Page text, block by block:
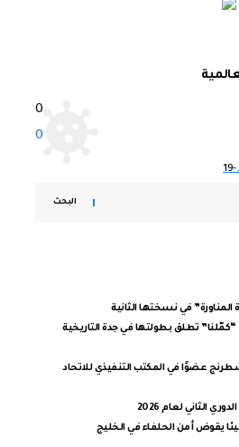
0
0
البحث
المناورة” في نسختها الثانية
تطلق بطولتها في جدة التاريخية
عضوًا في المكتب التنفيذي للاتحاد
الثاني لعام 2026
يقوض أمن الحلفاء في الخليج